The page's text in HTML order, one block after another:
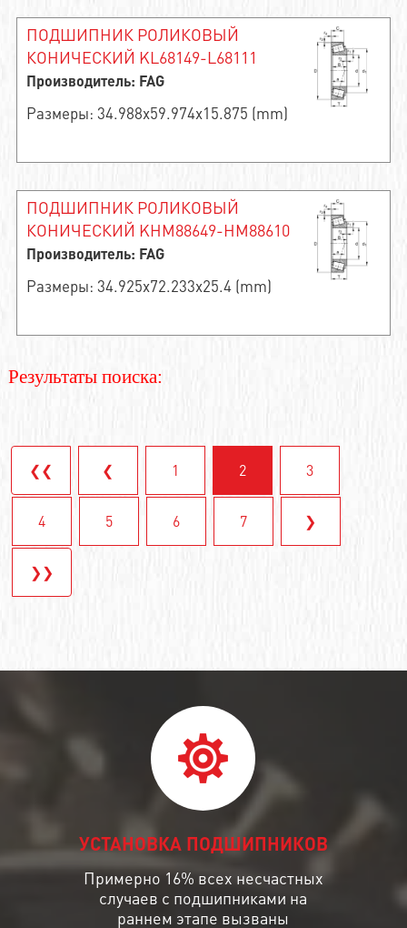
ПОДШИПНИК РОЛИКОВЫЙ
КОНИЧЕСКИЙ KL68149-L68111
Производитель: FAG
Размеры: 34.988x59.974x15.875 (mm)
ПОДШИПНИК РОЛИКОВЫЙ
КОНИЧЕСКИЙ KHM88649-HM88610
Производитель: FAG
Размеры: 34.925x72.233x25.4 (mm)
Результаты поиска:
❮❮ ❮ 1 2 3
4 5 6 7 ❯
❯❯
УСТАНОВКА ПОДШИПНИКОВ
Примерно 16% всех несчастных
случаев с подшипниками на
раннем этапе вызваны